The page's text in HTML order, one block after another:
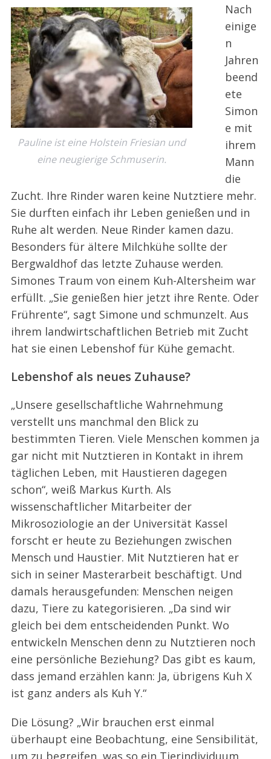
Pauline ist eine Holstein Friesian und
eine neugierige Schmuserin.
Nach
einige
n
Jahren
beend
ete
Simon
e mit
ihrem
Mann
die
Zucht. Ihre Rinder waren keine Nutztiere mehr.
Sie durften einfach ihr Leben genießen und in
Ruhe alt werden. Neue Rinder kamen dazu.
Besonders für ältere Milchkühe sollte der
Bergwaldhof das letzte Zuhause werden.
Simones Traum von einem Kuh-Altersheim war
erfüllt. „Sie genießen hier jetzt ihre Rente. Oder
Frührente“, sagt Simone und schmunzelt. Aus
ihrem landwirtschaftlichen Betrieb mit Zucht
hat sie einen Lebenshof für Kühe gemacht.
Lebenshof als neues Zuhause?
„Unsere gesellschaftliche Wahrnehmung
verstellt uns manchmal den Blick zu
bestimmten Tieren. Viele Menschen kommen ja
gar nicht mit Nutztieren in Kontakt in ihrem
täglichen Leben, mit Haustieren dagegen
schon“, weiß Markus Kurth. Als
wissenschaftlicher Mitarbeiter der
Mikrosoziologie an der Universität Kassel
forscht er heute zu Beziehungen zwischen
Mensch und Haustier. Mit Nutztieren hat er
sich in seiner Masterarbeit beschäftigt. Und
damals herausgefunden: Menschen neigen
dazu, Tiere zu kategorisieren. „Da sind wir
gleich bei dem entscheidenden Punkt. Wo
entwickeln Menschen denn zu Nutztieren noch
eine persönliche Beziehung? Das gibt es kaum,
dass jemand erzählen kann: Ja, übrigens Kuh X
ist ganz anders als Kuh Y.“
Die Lösung? „Wir brauchen erst einmal
überhaupt eine Beobachtung, eine Sensibilität,
um zu begreifen, was so ein Tierindividuum